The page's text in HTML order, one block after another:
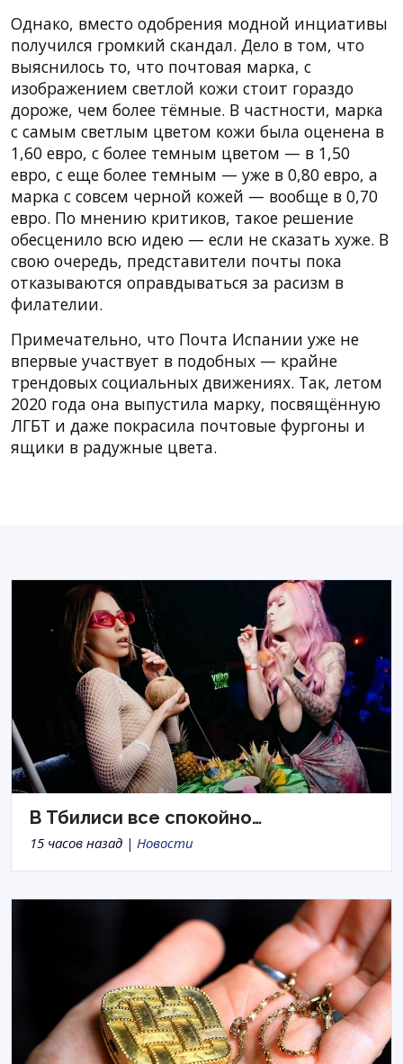
Однако, вместо одобрения модной инциативы
получился громкий скандал. Дело в том, что
выяснилось то, что почтовая марка, с
изображением светлой кожи стоит гораздо
дороже, чем более тёмные. В частности, марка
с самым светлым цветом кожи была оценена в
1,60 евро, с более темным цветом — в 1,50
евро, с еще более темным — уже в 0,80 евро, а
марка с совсем черной кожей — вообще в 0,70
евро. По мнению критиков, такое решение
обесценило всю идею — если не сказать хуже. В
свою очередь, представители почты пока
отказываются оправдываться за расизм в
филателии.
Примечательно, что Почта Испании уже не
впервые участвует в подобных — крайне
трендовых социальных движениях. Так, летом
2020 года она выпустила марку, посвящённую
ЛГБТ и даже покрасила почтовые фургоны и
ящики в радужные цвета.
В Тбилиси все спокойно…
15 часов назад | Новости